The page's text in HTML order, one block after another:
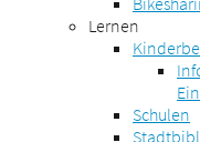
Lernen
Schulen